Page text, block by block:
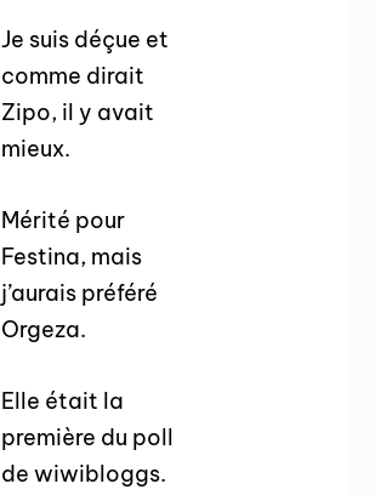
Je suis déçue et
comme dirait
Zipo, il y avait
mieux.
Mérité pour
Festina, mais
j’aurais préféré
Orgeza.
Elle était la
première du poll
de wiwibloggs.